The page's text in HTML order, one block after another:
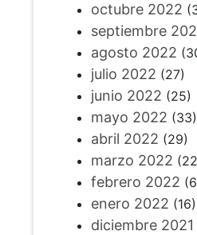
octubre 2022
septiembre
agosto 2022
julio 2022 (27)
junio 2022 (25)
mayo 2022 (33)
abril 2022 (29)
marzo 2022
febrero 2022
enero 2022 (16)
diciembre 2021